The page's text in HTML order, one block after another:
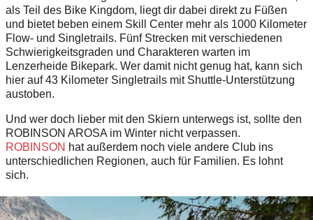
als Teil des Bike Kingdom, liegt dir dabei direkt zu Füßen
und bietet beben einem Skill Center mehr als 1000 Kilometer
Flow- und Singletrails. Fünf Strecken mit verschiedenen
Schwierigkeitsgraden und Charakteren warten im
Lenzerheide Bikepark. Wer damit nicht genug hat, kann sich
hier auf 43 Kilometer Singletrails mit Shuttle-Unterstützung
austoben.
Und wer doch lieber mit den Skiern unterwegs ist, sollte den
ROBINSON AROSA im Winter nicht verpassen.
ROBINSON hat außerdem noch viele andere Club ins
unterschiedlichen Regionen, auch für Familien. Es lohnt
sich.